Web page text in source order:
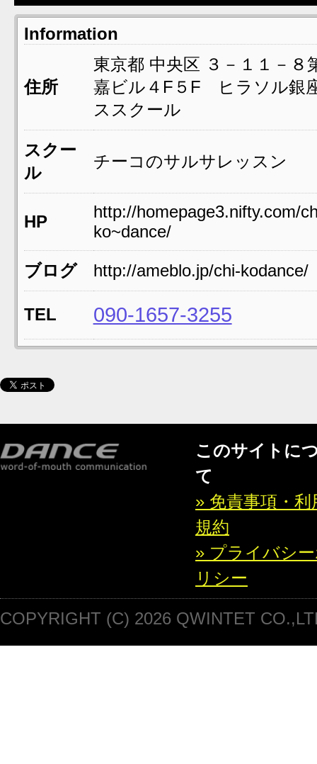
Information
住所
東京都 中央区 ３－１１－８
嘉ビル４F５F ヒラソル銀
ススクール
スクー
ル
チーコのサルサレッスン
HP
http://homepage3.nifty.com/
ko~dance/
ブログ http://ameblo.jp/chi-kodance/
TEL 090-1657-3255
このサイトに
て
» 免責事項・利
規約
» プライバシ
リシー
COPYRIGHT (C) 2026 QWINTET